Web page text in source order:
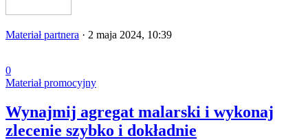
Materiał partnera · 2 maja 2024, 10:39
0
Materiał promocyjny
Wynajmij agregat malarski i wykonaj
zlecenie szybko i dokładnie